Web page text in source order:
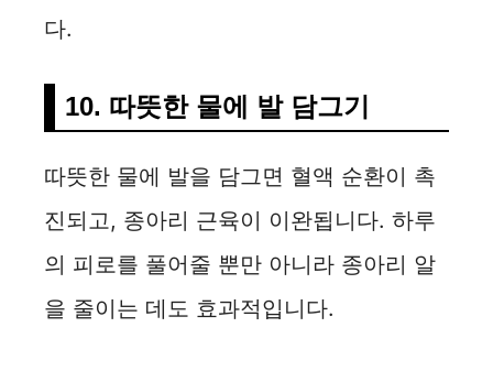
다.
10. 따뜻한 물에 발 담그기
따뜻한 물에 발을 담그면 혈액 순환이 촉
진되고, 종아리 근육이 이완됩니다. 하루
의 피로를 풀어줄 뿐만 아니라 종아리 알
을 줄이는 데도 효과적입니다.